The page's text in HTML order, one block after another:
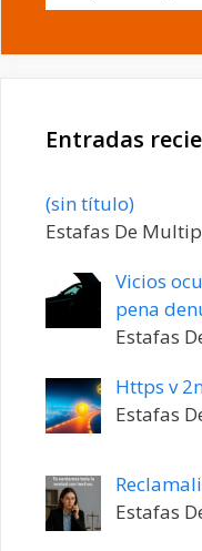
Entradas
(sin título)Entrada
20198
Estafas De
Vicios
pena
Estafas
Https v
Estafas
Estafas